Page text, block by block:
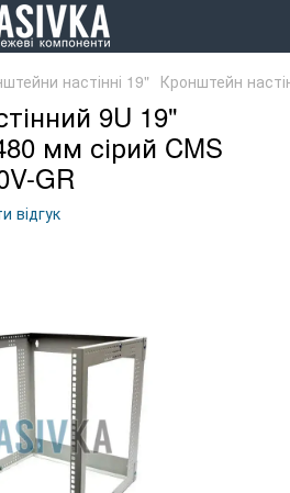
настінні 19" Кронштейн
9U 19"
мм сірий CMS
GR
відгук